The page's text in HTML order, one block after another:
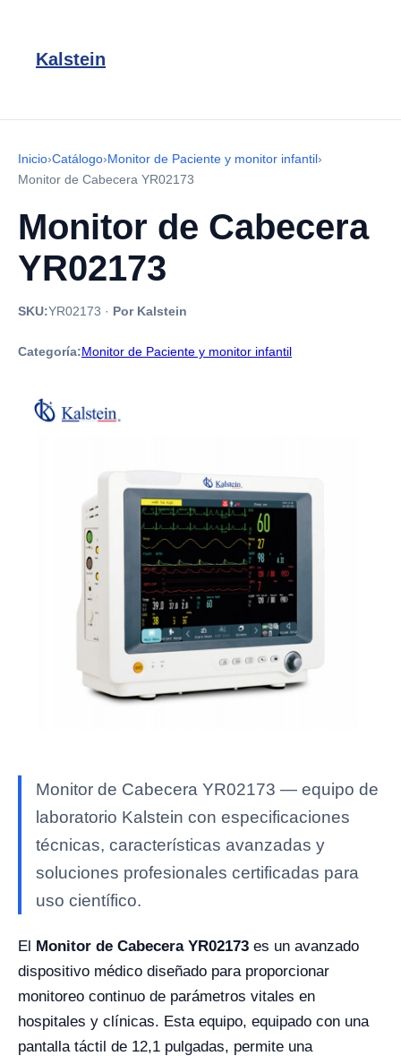
Kalstein
Inicio›Catálogo›Monitor de Paciente y monitor infantil›
Monitor de Cabecera YR02173
Monitor de Cabecera
YR02173
SKU:YR02173 · Por Kalstein
Categoría:Monitor de Paciente y monitor infantil
Monitor de Cabecera YR02173 — equipo de
laboratorio Kalstein con especificaciones
técnicas, características avanzadas y
soluciones profesionales certificadas para
uso científico.
El Monitor de Cabecera YR02173 es un avanzado
dispositivo médico diseñado para proporcionar
monitoreo continuo de parámetros vitales en
hospitales y clínicas. Esta equipo, equipado con una
pantalla táctil de 12,1 pulgadas, permite una